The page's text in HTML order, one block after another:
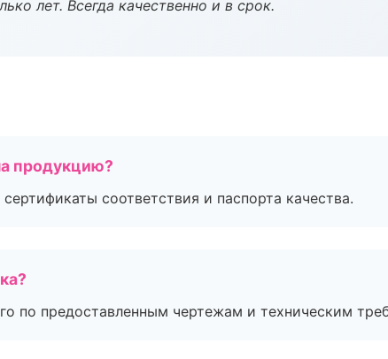
лет. Всегда качественно и в срок.
продукцию?
соответствия и паспорта качества.
по предоставленным чертежам и техническим